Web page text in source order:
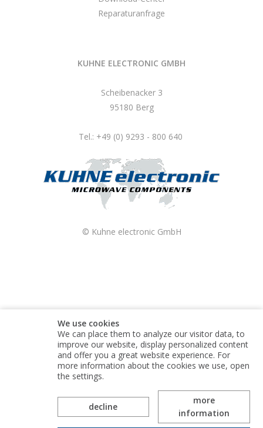
Reparaturanfrage
KUHNE ELECTRONIC GMBH
Scheibenacker 3
95180 Berg
Tel.: +49 (0) 9293 - 800 640
© Kuhne electronic GmbH
Kuhne electronic GmbH is part of the Alaris Holdings
group of companies
We use cookies
We can place them to analyze our visitor data, to
improve our website, display personalized content
and offer you a great website experience. For
more information about the cookies we use, open
the settings.
decline
more
information